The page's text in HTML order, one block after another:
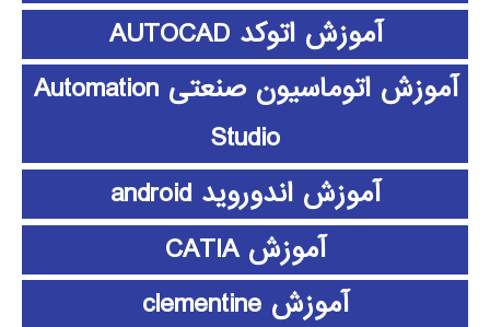
آموزش اتوکد AUTOCAD
آموزش اتوماسیون صنعتی Automation
Studio
آموزش اندوروید android
آموزش CATIA
آموزش clementine